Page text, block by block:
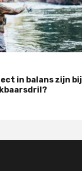
in balans zijn bij